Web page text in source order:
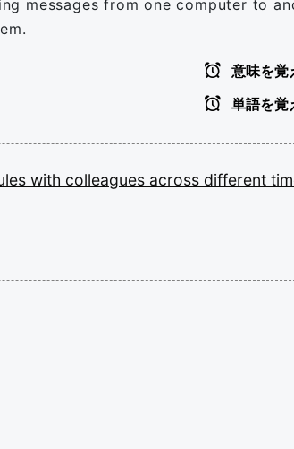
messages from one computer to
意味を覚
単語を覚
with colleagues across different